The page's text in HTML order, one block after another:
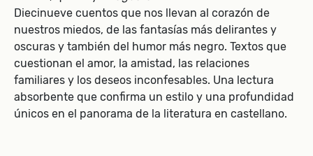
Diecinueve cuentos que nos llevan al corazón de
nuestros miedos, de las fantasías más delirantes y
oscuras y también del humor más negro. Textos que
cuestionan el amor, la amistad, las relaciones
familiares y los deseos inconfesables. Una lectura
absorbente que confirma un estilo y una profundidad
únicos en el panorama de la literatura en castellano.